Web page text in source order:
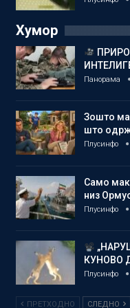
Хумор
Панорама
Зошто
што
Плусинфо
Само
низ
Плусинфо
КУНОВО
Плусинфо
ПРЕТХОДНО СЛЕДНО